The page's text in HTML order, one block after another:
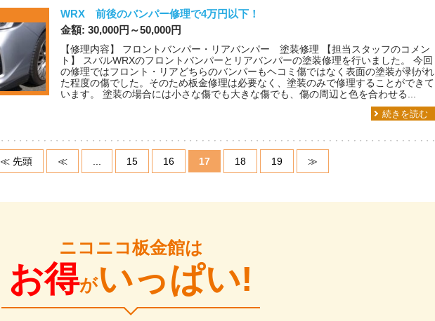
WRX 前後のバンパー修理で4万円以下！
金額: 30,000円～50,000円
【修理内容】 フロントバンパー・リアバンパー 塗装修理 【担当スタッフのコメン
ト】 スバルWRXのフロントバンパーとリアバンパーの塗装修理を行いました。 今回
の修理ではフロント・リアどちらのバンパーもヘコミ傷ではなく表面の塗装が剥がれ
た程度の傷でした。そのため板金修理は必要なく、塗装のみで修理することができて
います。 塗装の場合には小さな傷でも大きな傷でも、傷の周辺と色を合わせる...
続きを読む
≪ 先頭 ≪ 15 16 17 18 19 ≫
ニコニコ板金館は
お得がいっぱい!